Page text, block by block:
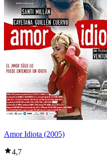
Amor Idiota (2005)
4,7